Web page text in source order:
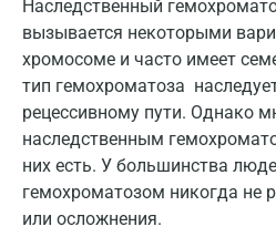
Наследственный
вызывается некоторыми
хромосоме и часто имеет
тип гемохроматоза
рецессивному пути. Однако
наследственным
них есть. У большинства
гемохроматозом никогда не
или осложнения.
Калининград
Калуга
Кемерово
Ковров
Коломна